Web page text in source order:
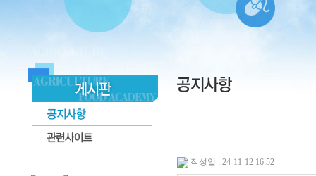
작성일 : 24-11-12 16:52